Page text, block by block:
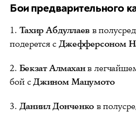
Бои предварительного
1. Тахир Абдуллаев в
подерется с Джефферсоном
2. Бекзат Алмаханв
бой сДжином Мацумото
3. Даниил Донченко в